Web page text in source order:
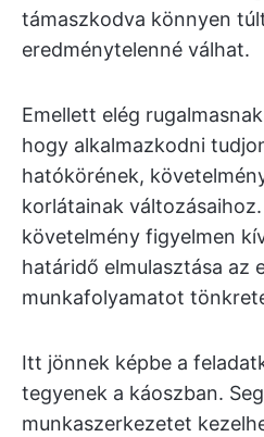
támaszkodva könnyen
eredménytelenné válhat.
Emellett elég
hogy alkalmazkodni
hatókörének,
korlátainak
követelmény figyelmen
határidő elmulasztása az
munkafolyamatot
Itt jönnek képbe a
tegyenek a káoszban.
munkaszerkezetet